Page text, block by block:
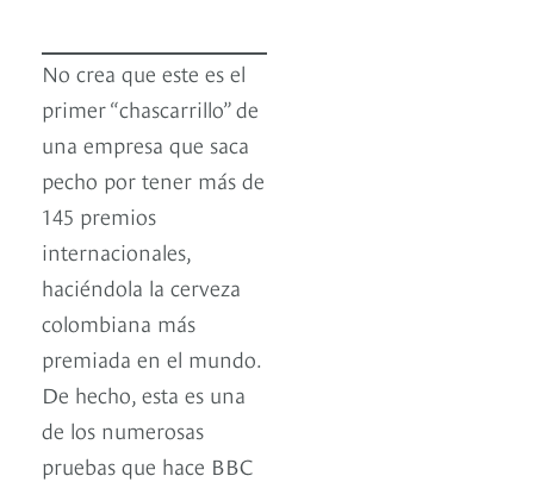
No crea que este es el
primer “chascarrillo” de
una empresa que saca
pecho por tener más de
145 premios
internacionales,
haciéndola la cerveza
colombiana más
premiada en el mundo.
De hecho, esta es una
de los numerosas
pruebas que hace BBC